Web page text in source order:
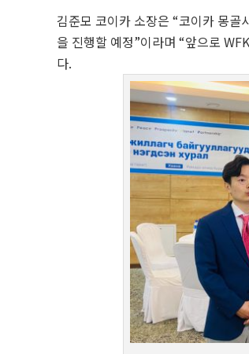
김준모 코이카 소장은 “코이카 몽
을 진행할 예정”이라며 “앞으로
다.